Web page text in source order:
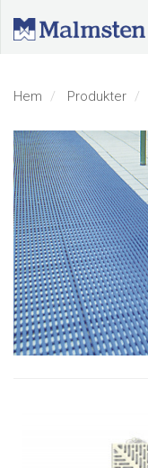
Hem Produkter